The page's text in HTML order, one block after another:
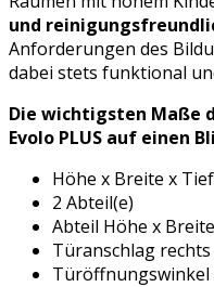
und
Anforderungen des
dabei stets funktional
Die wichtigsten Maße
Evolo PLUS auf einen
Höhe x Breite x
2 Abteil(e)
Abteil Höhe x
Türanschlag rechts
Türöffnungswinkel